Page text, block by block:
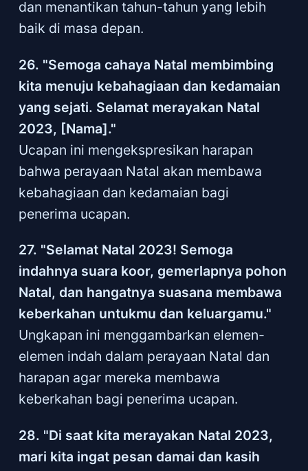
dan menantikan tahun-tahun yang lebih
baik di masa depan.
26. "Semoga cahaya Natal membimbing
kita menuju kebahagiaan dan kedamaian
yang sejati. Selamat merayakan Natal
2023, [Nama]."
Ucapan ini mengekspresikan harapan
bahwa perayaan Natal akan membawa
kebahagiaan dan kedamaian bagi
penerima ucapan.
27. "Selamat Natal 2023! Semoga
indahnya suara koor, gemerlapnya pohon
Natal, dan hangatnya suasana membawa
keberkahan untukmu dan keluargamu."
Ungkapan ini menggambarkan elemen-
elemen indah dalam perayaan Natal dan
harapan agar mereka membawa
keberkahan bagi penerima ucapan.
28. "Di saat kita merayakan Natal 2023,
mari kita ingat pesan damai dan kasih